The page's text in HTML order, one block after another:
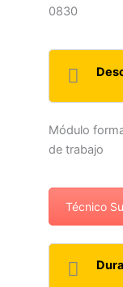
0830
Módulo
de trabajo
Técnico